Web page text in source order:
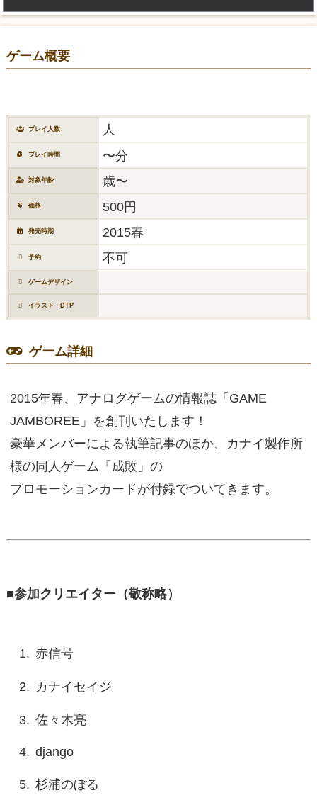
ゲーム概要
プレイ人数 人
プレイ時間 〜分
対象年齢 歳〜
価格 500円
発売時期 2015春
予約 不可
ゲームデザイン
イラスト・DTP
ゲーム詳細
2015年春、アナログゲームの情報誌「GAME
JAMBOREE」を創刊いたします！
豪華メンバーによる執筆記事のほか、カナイ製作所
様の同人ゲーム「成敗」の
プロモーションカードが付録でついてきます。
■参加クリエイター（敬称略）
赤信号
カナイセイジ
佐々木亮
django
杉浦のぼる